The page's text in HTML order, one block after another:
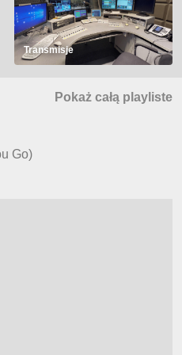
Transmisje
Pokaż całą playliste
Go)